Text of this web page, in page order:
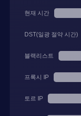
현재 시간
DST(일광 절약 시간)
블랙리스트
프록시 IP
토르 IP